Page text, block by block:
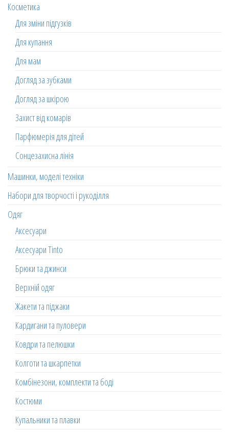
Косметика
Для зміни підгузків
Для купання
Для мам
Догляд за зубками
Догляд за шкірою
Захист від комарів
Парфюмерія для дітей
Сонцезахисна лінія
Машинки, моделі техніки
Набори для творчості і рукоділля
Одяг
Аксесуари
Аксесуари Tinto
Брюки та джинси
Верхній одяг
Жакети та піджаки
Кардигани та пуловери
Ковдри та пелюшки
Колготи та шкарпетки
Комбінезони, комплекти та боді
Костюми
Купальники та плавки